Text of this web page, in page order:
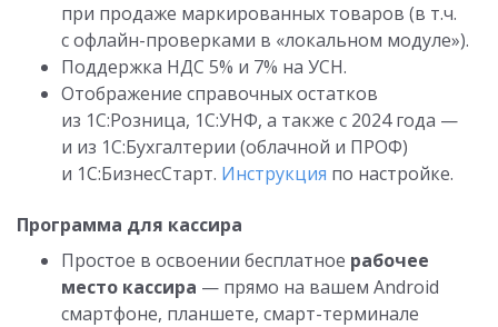
при продаже маркированных товаров (в т.ч.
с офлайн-проверками в «локальном модуле»).
Поддержка НДС 5% и 7% на УСН.
Отображение справочных остатков
из 1С:Розница, 1С:УНФ, а также с 2024 года —
и из 1С:Бухгалтерии (облачной и ПРОФ)
и 1С:БизнесСтарт. Инструкция по настройке.
Программа для кассира
Простое в освоении бесплатное рабочее
место кассира — прямо на вашем Android
смартфоне, планшете, смарт-терминале